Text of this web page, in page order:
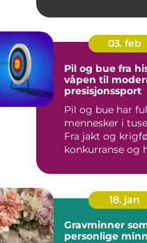
03. feb
Pil og bue fra historisk
våpen til
presisjonssport
Pil og bue har
mennesker i
Fra jakt og
konkurranse og
18. jan
Gravminner
personlige